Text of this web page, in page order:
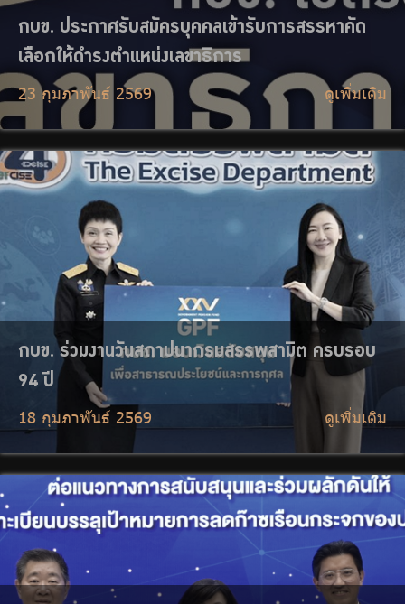
กบข. ร่วมงานวันสถาปนากรมสรรพสามิต ครบรอบ
18 กุมภาพันธ์ 2569 ดูเพิ่มเติม
กบข. ผนึกกำลัง AIMC และตลาดหลักทรัพย์ฯ ขับ
เคลื่อนบทบาทเชิงรุก ผลักดันบริษัทจดทะเบียนไทยสู่
การบริหารความเสี่ยงด้านสภาพภูมิอากาศอย่างเป็น
รูปธรรม
17 กุมภาพันธ์ 2569 ดูเพิ่มเติม